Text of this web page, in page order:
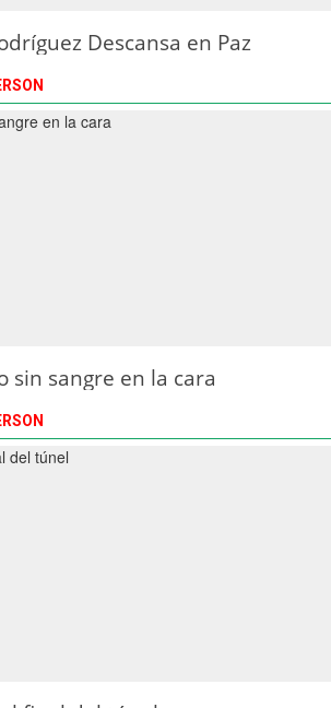
Descansa en Paz
sin sangre en la cara